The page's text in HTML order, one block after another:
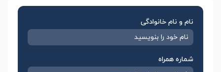
نام و نام خانوادگی
شماره همراه